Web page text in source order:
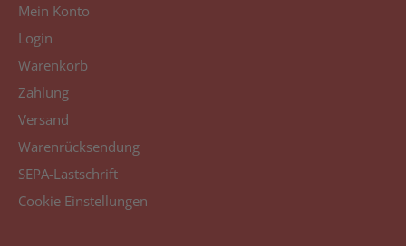
Mein Konto
Login
Warenkorb
Zahlung
Versand
Warenrücksendung
SEPA-Lastschrift
Cookie Einstellungen